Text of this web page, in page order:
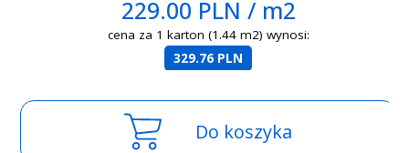
229.00 PLN / m2
cena za 1 karton (1.44 m2) wynosi:
329.76 PLN
Do koszyka